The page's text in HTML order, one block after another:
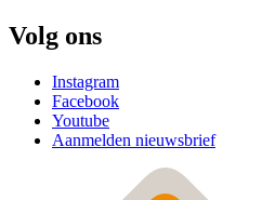
Volg ons
Instagram
Facebook
Youtube
Aanmelden nieuwsbrief